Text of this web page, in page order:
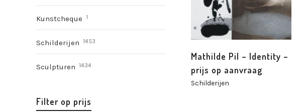
Mathilde Pil – Identity –
prijs op aanvraag
Schilderijen
Kunstcheque 1
Schilderijen 1453
Sculpturen 1434
Filter op prijs